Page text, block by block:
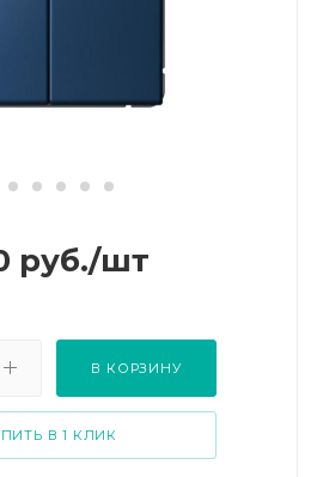
руб./шт
В КОРЗИНУ
В 1 КЛИК